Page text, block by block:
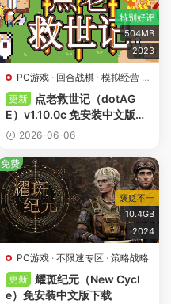
特别好评
504MB
2023
PC游戏 · 回合战棋 · 模拟经营 ·
策略战略
·肉鸽游戏
更新
点老救世记（dotAG
E）v1.10.0c 免安装中文版下
载 2026-06-06
褒贬不一
10.4GB
2024
PC游戏 · 不限速专区 · 策略战略
更新 耀斑纪元（New Cycl
e）免安装中文版下载
免费